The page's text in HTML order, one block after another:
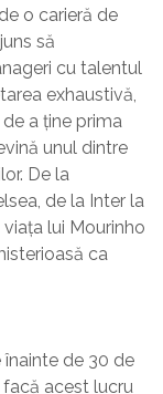
o carieră de
să
cu talentul
exhaustivă,
a ține prima
unul dintre
De la
de la Inter la
lui Mourinho
ca
de 30 de
facă acest lucru